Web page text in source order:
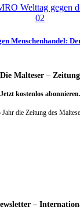
Menschenhandel:
Die Malteser – Zeitung
Jetzt kostenlos abonnieren.
die Zeitung des
–